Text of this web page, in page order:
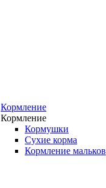
Кормление
Кормление
Кормушки
Сухие корма
Кормление мальков